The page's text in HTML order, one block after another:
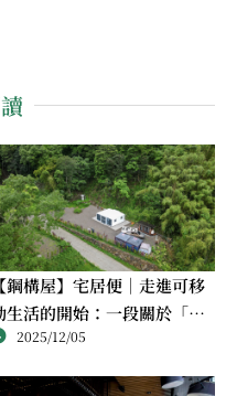
【鋼構屋】宅居便｜走進可移
生活的開始：一段關於「家
以更自由」的體驗
2025/12/05